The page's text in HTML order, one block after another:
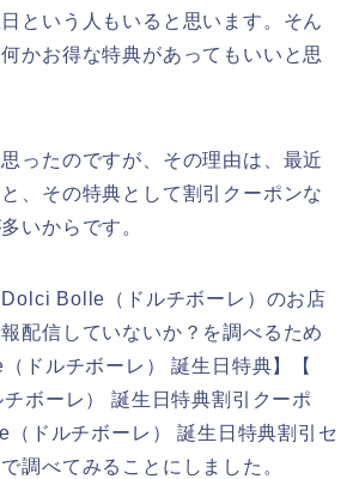
という人もいると思います。そん
かお得な特典があってもいいと思
ったのですが、その理由は、最近
、その特典として割引クーポンな
いからです。
Bolle（ドルチボーレ）のお店
配信していないか？を調べるため
ドルチボーレ） 誕生日特典】【
ボーレ） 誕生日特典割引クーポ
ドルチボーレ） 誕生日特典割引セ
調べてみることにしました。